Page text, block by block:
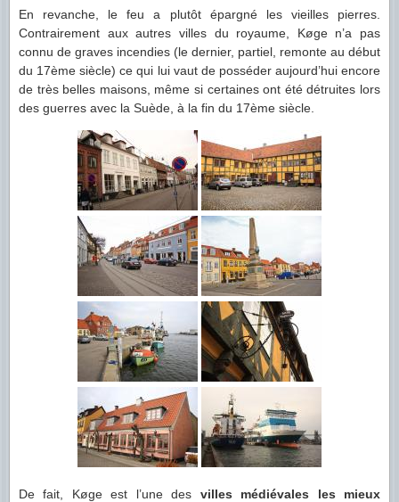
En revanche, le feu a plutôt épargné les vieilles pierres.
Contrairement aux autres villes du royaume, Køge n’a pas
connu de graves incendies (le dernier, partiel, remonte au début
du 17ème siècle) ce qui lui vaut de posséder aujourd’hui encore
de très belles maisons, même si certaines ont été détruites lors
des guerres avec la Suède, à la fin du 17ème siècle.
De fait, Køge est l’une des villes médiévales les mieux